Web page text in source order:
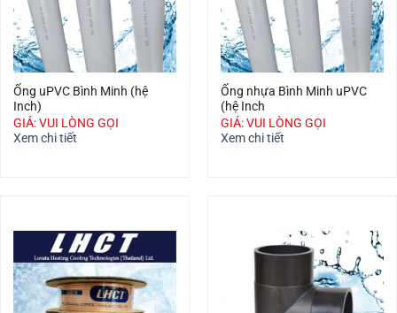
Ống uPVC Bình Minh (hệ
Inch)
GIÁ: VUI LÒNG GỌI
Xem chi tiết
Ống nhựa Bình Minh uPVC
(hệ Inch
GIÁ: VUI LÒNG GỌI
Xem chi tiết